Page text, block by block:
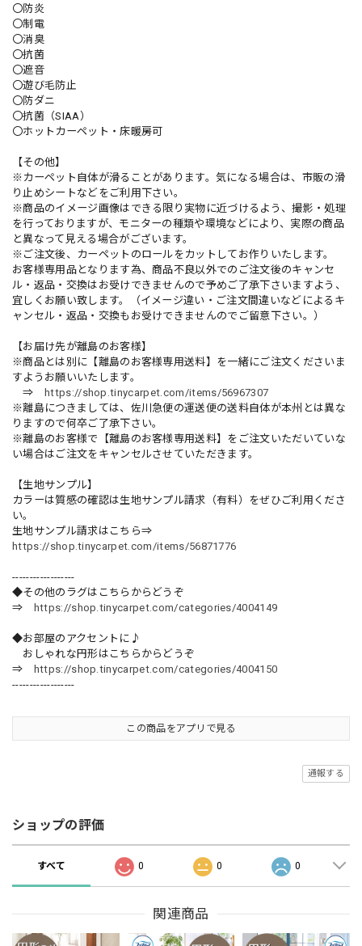
〇防炎
〇制電
〇消臭
〇抗菌
〇遮音
〇遊び毛防止
〇防ダニ
〇抗菌（SIAA）
〇ホットカーペット・床暖房可
【その他】
※カーペット自体が滑ることがあります。気になる場合は、市販の滑
り止めシートなどをご利用下さい。
※商品のイメージ画像はできる限り実物に近づけるよう、撮影・処理
を行っておりますが、モニターの種類や環境などにより、実際の商品
と異なって見える場合がございます。
※ご注文後、カーペットのロールをカットしてお作りいたします。
お客様専用品となります為、商品不良以外でのご注文後のキャンセ
ル・返品・交換はお受けできませんので予めご了承下さいますよう、
宜しくお願い致します。（イメージ違い・ご注文間違いなどによるキ
ャンセル・返品・交換もお受けできませんのでご留意下さい。）
【お届け先が離島のお客様】
※商品とは別に【離島のお客様専用送料】を一緒にご注文くださいま
すようお願いいたします。
⇒
https://shop.tinycarpet.com/items/56967307
※離島につきましては、佐川急便の運送便の送料自体が本州とは異な
りますので何卒ご了承下さい。
※離島のお客様で【離島のお客様専用送料】をご注文いただいていな
い場合はご注文をキャンセルさせていただきます。
【生地サンプル】
カラーは質感の確認は生地サンプル請求（有料）をぜひご利用くださ
い。
生地サンプル請求はこちら⇒
https://shop.tinycarpet.com/items/56871776
------------------
◆その他のラグはこちらからどうぞ
⇒
https://shop.tinycarpet.com/categories/4004149
◆お部屋のアクセントに♪
おしゃれな円形はこちらからどうぞ
⇒
https://shop.tinycarpet.com/categories/4004150
------------------
この商品をアプリで見る
通報する
ショップの評価
すべて 0 0 0
関連商品